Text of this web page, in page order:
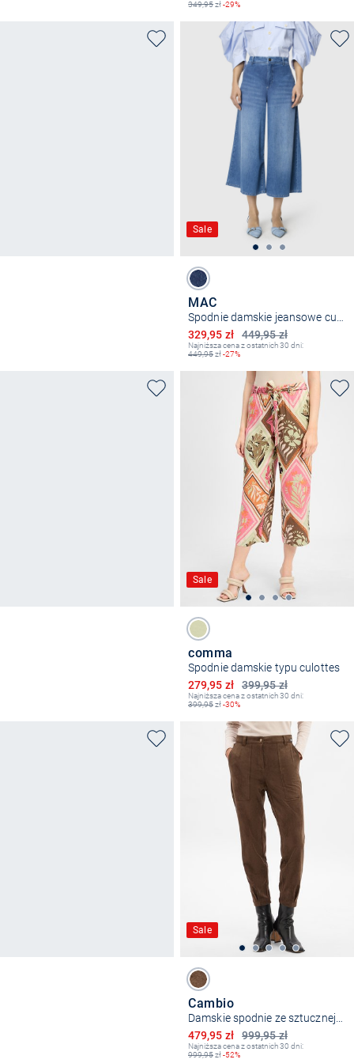
349,95zł-29%
Sale
MAC
Spodnie damskie jeansowe culottes - Ella
449,95 zł
Obniżona cena
329,95 zł
Najniższa cena z ostatnich 30 dni:
449,95zł-27%
Sale
comma
Spodnie damskie typu culottes
399,95 zł
Obniżona cena
279,95 zł
Najniższa cena z ostatnich 30 dni:
399,95zł-30%
Sale
Cambio
Damskie spodnie ze sztucznej skóry - Kiss
999,95 zł
Obniżona cena
479,95 zł
Najniższa cena z ostatnich 30 dni:
999,95zł-52%